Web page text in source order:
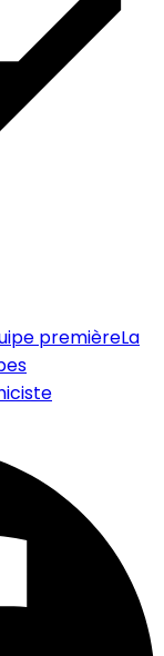
premièreLa